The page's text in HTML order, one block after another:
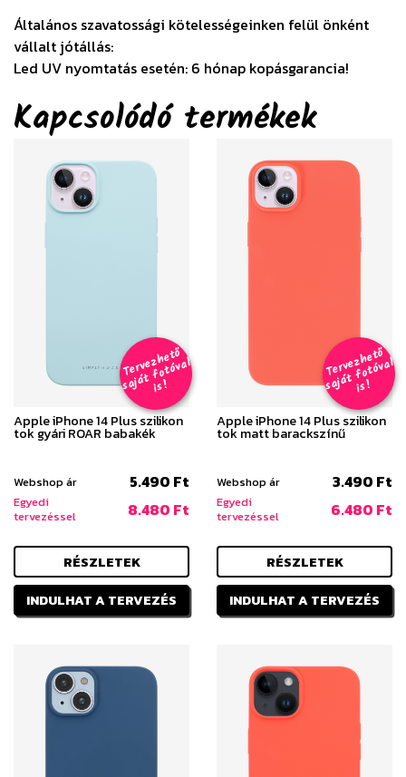
Általános szavatossági kötelességeinken felül önként
vállalt jótállás:
Led UV nyomtatás esetén: 6 hónap kopásgarancia!
Kapcsolódó termékek
T
er
v
e
z
h
e
t
ő
s
aj
á
t
f
o
t
ó
v
al
i
s
!
Apple iPhone 14 Plus szilikon
tok gyári ROAR babakék
Webshop ár 5.490 Ft
Egyedi
tervezéssel
8.480 Ft
RÉSZLETEK
INDULHAT A TERVEZÉS
T
er
v
e
z
h
e
t
ő
s
aj
á
t
f
o
t
ó
v
al
i
s
!
Apple iPhone 14 Plus szilikon
tok matt barackszínű
Webshop ár 3.490 Ft
Egyedi
tervezéssel
6.480 Ft
RÉSZLETEK
INDULHAT A TERVEZÉS